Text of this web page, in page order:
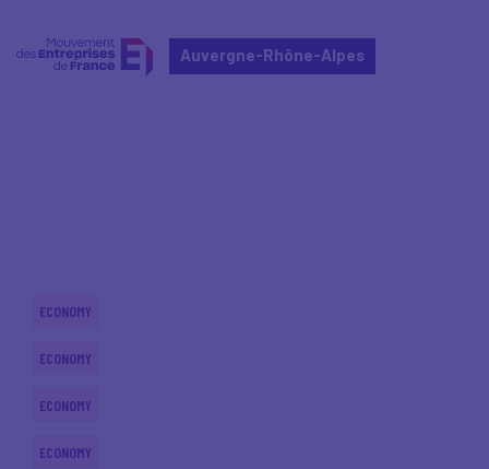
Auvergne-Rhône-Alpes
ECONOMY
ECONOMY
ECONOMY
ECONOMY